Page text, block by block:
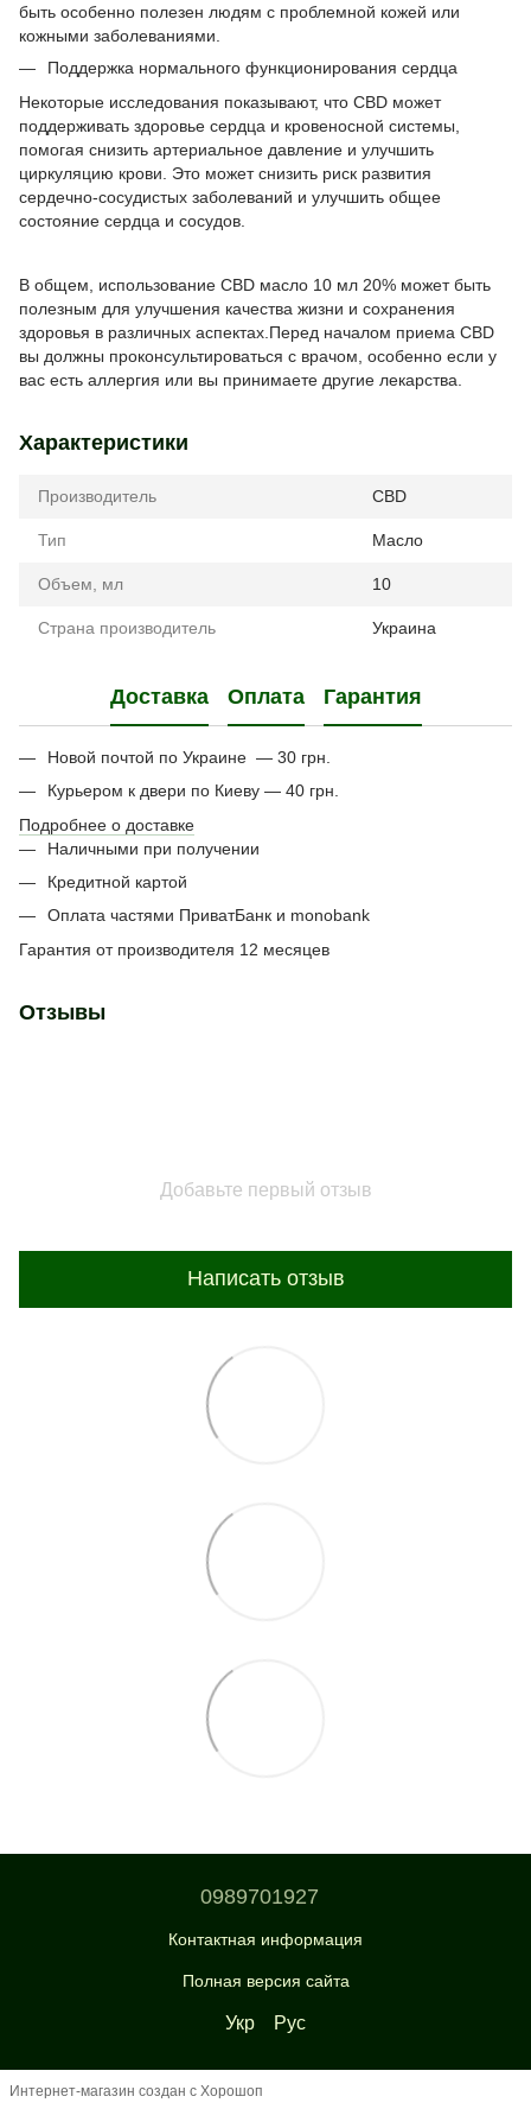
быть особенно полезен людям с проблемной кожей или
кожными заболеваниями.
Поддержка нормального функционирования сердца
Некоторые исследования показывают, что CBD может
поддерживать здоровье сердца и кровеносной системы,
помогая снизить артериальное давление и улучшить
циркуляцию крови. Это может снизить риск развития
сердечно-сосудистых заболеваний и улучшить общее
состояние сердца и сосудов.
В общем, использование CBD масло 10 мл 20% может быть
полезным для улучшения качества жизни и сохранения
здоровья в различных аспектах.Перед началом приема CBD
вы должны проконсультироваться с врачом, особенно если у
вас есть аллергия или вы принимаете другие лекарства.
Характеристики
Производитель CBD
Тип Масло
Объем, мл 10
Страна производитель Украина
Доставка Оплата Гарантия
Новой почтой по Украине — 30 грн.
Курьером к двери по Киеву — 40 грн.
Подробнее о доставке
Наличными при получении
Кредитной картой
Оплата частями ПриватБанк и monobank
Гарантия от производителя 12 месяцев
Отзывы
Добавьте первый отзыв
Написать отзыв
0989701927
Контактная информация
Полная версия сайта
Укр Рус
Интернет-магазин создан с Хорошоп